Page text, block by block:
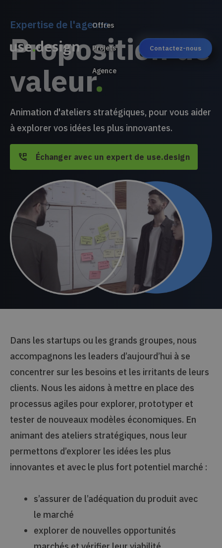
Offres
Projets
Agence
Contactez-nous
Expertise de l'agence
Proposition de
valeur.
Animation d'ateliers stratégiques, pour vous aider
à explorer vos idées les plus innovantes.
Échanger avec un expert de use.design
Dans les startups ou les grands groupes, nous
accompagnons les leaders d’aujourd’hui à se
concentrer sur les besoins et les irritants de leurs
clients. Nous les aidons à mettre en place des
processus agiles pour explorer, prototyper et
tester de nouveaux modèles économiques. En
animant des ateliers stratégiques, nous leur
permettons d’explorer les idées les plus
innovantes et avec le plus fort potentiel marché :
s’assurer de l’adéquation du produit avec
le marché
explorer de nouvelles opportunités